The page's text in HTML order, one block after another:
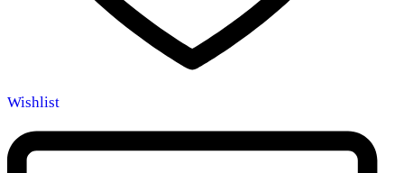
Wishlist